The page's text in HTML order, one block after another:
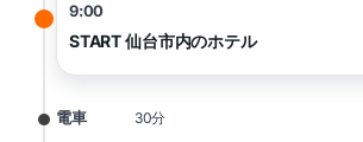
9:00
START 仙台市内のホテル
電車 30分